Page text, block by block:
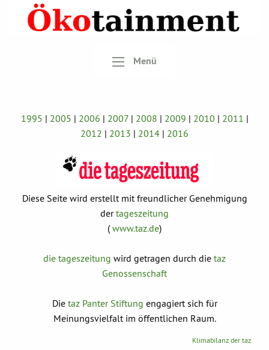
Menü
1995 | 2005 | 2006 | 2007| 2008 | 2009 | 2010 | 2011 |
2012 | 2013 | 2014 | 2016
Diese Seite wird erstellt mit freundlicher Genehmigung
dertageszeitung
(www.taz.de)
die tageszeitung wird getragen durch die taz
Genossenschaft
Die taz Panter Stiftung engagiert sich für
Meinungsvielfalt im öffentlichen Raum.
Klimabilanz der taz